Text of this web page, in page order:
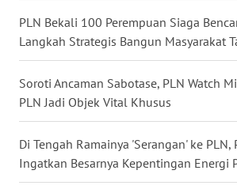
PLN Bekali 100 Perempuan Siaga
Langkah Strategis Bangun Masyarakat
Soroti Ancaman Sabotase, PLN Watch
PLN Jadi Objek Vital Khusus
Di Tengah Ramainya 'Serangan' ke PLN,
Ingatkan Besarnya Kepentingan Energi
SELATAN
TANJUNG
LESUNG
WN
KARO